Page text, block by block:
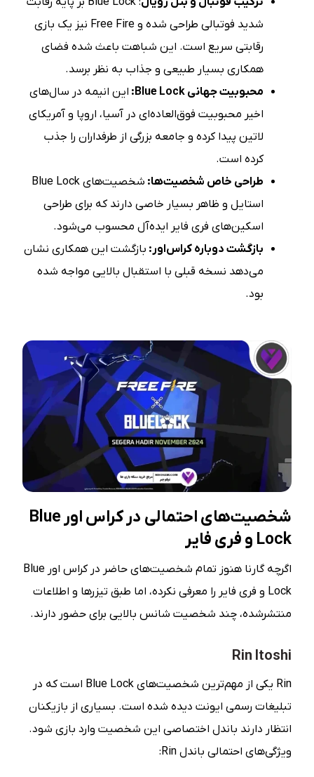
شدید فوتبالی طراحی شده و Free Fire نیز یک بازی
رقابتی سریع است. این شباهت باعث شده فضای
همکاری بسیار طبیعی و جذاب به نظر برسد.
محبوبیت جهانی Blue Lock:
این انیمه در سال‌های
اخیر محبوبیت فوق‌العاده‌ای در آسیا، اروپا و آمریکای
لاتین پیدا کرده و جامعه بزرگی از طرفداران را جذب
کرده است.
طراحی خاص شخصیت‌ها:
شخصیت‌های Blue Lock
استایل و ظاهر بسیار خاصی دارند که برای طراحی
اسکین‌های فری فایر ایده‌آل محسوب می‌شود.
بازگشت دوباره کراس‌اور: بازگشت این همکاری نشان
می‌دهد نسخه قبلی با استقبال بالایی مواجه شده
بود.
شخصیت‌های احتمالی در کراس اور Blue
Lock و فری فایر
اگرچه گارنا هنوز تمام شخصیت‌های حاضر در کراس اور Blue
Lock و فری فایر را معرفی نکرده، اما طبق تیزرها و اطلاعات
منتشرشده، چند شخصیت شانس بالایی برای حضور دارند.
Rin Itoshi
Rin یکی از مهم‌ترین شخصیت‌های Blue Lock است که در
تبلیغات رسمی ایونت دیده شده است. بسیاری از بازیکنان
انتظار دارند باندل اختصاصی این شخصیت وارد بازی شود.
ویژگی‌های احتمالی باندل Rin: